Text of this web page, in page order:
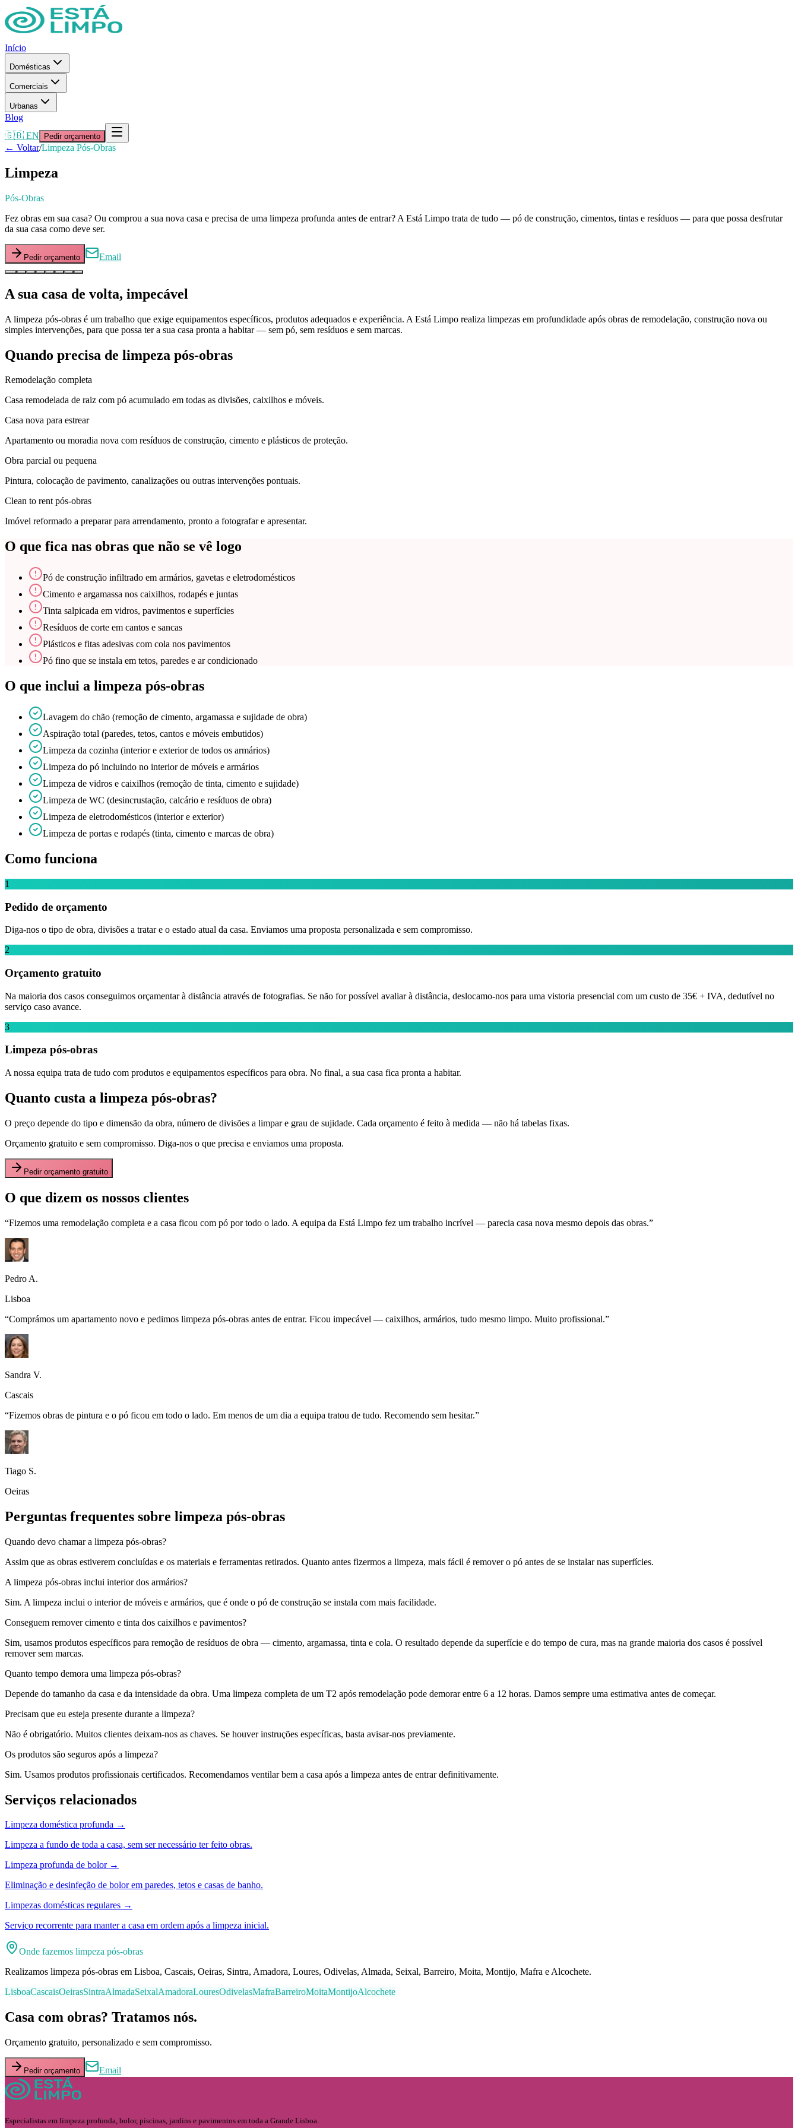
Início
Domésticas
Comerciais
Urbanas
Blog
🇬🇧 EN
Pedir orçamento
← Voltar/Limpeza Pós-Obras
Limpeza
Pós-Obras
Fez obras em sua casa? Ou comprou a sua nova casa e precisa de uma limpeza profunda antes de entrar? A Está Limpo trata de tudo — pó de construção, cimentos, tintas e resíduos — para que possa desfrutar
da sua casa como deve ser.
Pedir orçamento Email
A sua casa de volta, impecável
A limpeza pós-obras é um trabalho que exige equipamentos específicos, produtos adequados e experiência. A Está Limpo realiza limpezas em profundidade após obras de remodelação, construção nova ou
simples intervenções, para que possa ter a sua casa pronta a habitar — sem pó, sem resíduos e sem marcas.
Quando precisa de limpeza pós-obras
Remodelação completa
Casa remodelada de raiz com pó acumulado em todas as divisões, caixilhos e móveis.
Casa nova para estrear
Apartamento ou moradia nova com resíduos de construção, cimento e plásticos de proteção.
Obra parcial ou pequena
Pintura, colocação de pavimento, canalizações ou outras intervenções pontuais.
Clean to rent pós-obras
Imóvel reformado a preparar para arrendamento, pronto a fotografar e apresentar.
O que fica nas obras que não se vê logo
Pó de construção infiltrado em armários, gavetas e eletrodomésticos
Cimento e argamassa nos caixilhos, rodapés e juntas
Tinta salpicada em vidros, pavimentos e superfícies
Resíduos de corte em cantos e sancas
Plásticos e fitas adesivas com cola nos pavimentos
Pó fino que se instala em tetos, paredes e ar condicionado
O que inclui a limpeza pós-obras
Lavagem do chão (remoção de cimento, argamassa e sujidade de obra)
Aspiração total (paredes, tetos, cantos e móveis embutidos)
Limpeza da cozinha (interior e exterior de todos os armários)
Limpeza do pó incluindo no interior de móveis e armários
Limpeza de vidros e caixilhos (remoção de tinta, cimento e sujidade)
Limpeza de WC (desincrustação, calcário e resíduos de obra)
Limpeza de eletrodomésticos (interior e exterior)
Limpeza de portas e rodapés (tinta, cimento e marcas de obra)
Como funciona
1
Pedido de orçamento
Diga-nos o tipo de obra, divisões a tratar e o estado atual da casa. Enviamos uma proposta personalizada e sem compromisso.
2
Orçamento gratuito
Na maioria dos casos conseguimos orçamentar à distância através de fotografias. Se não for possível avaliar à distância, deslocamo-nos para uma vistoria presencial com um custo de 35€ + IVA, dedutível no
serviço caso avance.
3
Limpeza pós-obras
A nossa equipa trata de tudo com produtos e equipamentos específicos para obra. No final, a sua casa fica pronta a habitar.
Quanto custa a limpeza pós-obras?
O preço depende do tipo e dimensão da obra, número de divisões a limpar e grau de sujidade. Cada orçamento é feito à medida — não há tabelas fixas.
Orçamento gratuito e sem compromisso. Diga-nos o que precisa e enviamos uma proposta.
Pedir orçamento gratuito
O que dizem os nossos clientes
“Fizemos uma remodelação completa e a casa ficou com pó por todo o lado. A equipa da Está Limpo fez um trabalho incrível — parecia casa nova mesmo depois das obras.”
Pedro A.
Lisboa
“Comprámos um apartamento novo e pedimos limpeza pós-obras antes de entrar. Ficou impecável — caixilhos, armários, tudo mesmo limpo. Muito profissional.”
Sandra V.
Cascais
“Fizemos obras de pintura e o pó ficou em todo o lado. Em menos de um dia a equipa tratou de tudo. Recomendo sem hesitar.”
Tiago S.
Oeiras
Perguntas frequentes sobre limpeza pós-obras
Quando devo chamar a limpeza pós-obras?
Assim que as obras estiverem concluídas e os materiais e ferramentas retirados. Quanto antes fizermos a limpeza, mais fácil é remover o pó antes de se instalar nas superfícies.
A limpeza pós-obras inclui interior dos armários?
Sim. A limpeza inclui o interior de móveis e armários, que é onde o pó de construção se instala com mais facilidade.
Conseguem remover cimento e tinta dos caixilhos e pavimentos?
Sim, usamos produtos específicos para remoção de resíduos de obra — cimento, argamassa, tinta e cola. O resultado depende da superfície e do tempo de cura, mas na grande maioria dos casos é possível
remover sem marcas.
Quanto tempo demora uma limpeza pós-obras?
Depende do tamanho da casa e da intensidade da obra. Uma limpeza completa de um T2 após remodelação pode demorar entre 6 a 12 horas. Damos sempre uma estimativa antes de começar.
Precisam que eu esteja presente durante a limpeza?
Não é obrigatório. Muitos clientes deixam-nos as chaves. Se houver instruções específicas, basta avisar-nos previamente.
Os produtos são seguros após a limpeza?
Sim. Usamos produtos profissionais certificados. Recomendamos ventilar bem a casa após a limpeza antes de entrar definitivamente.
Serviços relacionados
Limpeza doméstica profunda →
Limpeza a fundo de toda a casa, sem ser necessário ter feito obras.
Limpeza profunda de bolor→
Eliminação e desinfeção de bolor em paredes, tetos e casas de banho.
Limpezas domésticas regulares →
Serviço recorrente para manter a casa em ordem após a limpeza inicial.
Onde fazemos limpeza pós-obras
Realizamos limpeza pós-obras em Lisboa, Cascais, Oeiras, Sintra, Amadora, Loures, Odivelas, Almada, Seixal, Barreiro, Moita, Montijo, Mafra e Alcochete.
LisboaCascaisOeirasSintraAlmadaSeixalAmadoraLouresOdivelasMafraBarreiroMoitaMontijoAlcochete
Casa com obras? Tratamos nós.
Orçamento gratuito, personalizado e sem compromisso.
Pedir orçamento Email
Especialistas em limpeza profunda, bolor, piscinas, jardins e pavimentos em toda a Grande Lisboa.